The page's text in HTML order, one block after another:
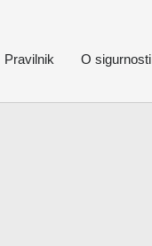
Pravilnik O sigurnosti